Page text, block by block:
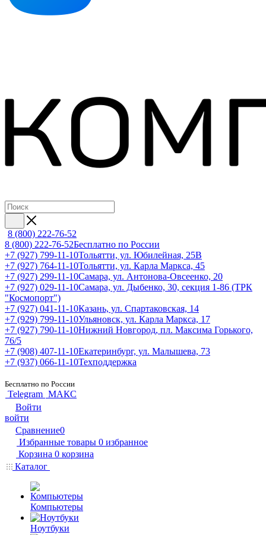
8 (800) 222-76-52
8 (800) 222-76-52Бесплатно по России
+7 (927) 799-11-10Тольятти, ул. Юбилейная, 25В
+7 (927) 764-11-10Тольятти, ул. Карла Маркса, 45
+7 (927) 299-11-10Самара, ул. Антонова-Овсеенко, 20
+7 (927) 029-11-10Самара, ул. Дыбенко, 30, секция 1-86 (ТРК
"Космопорт")
+7 (927) 041-11-10Казань, ул. Спартаковская, 14
+7 (929) 799-11-10Ульяновск, ул. Карла Маркса, 17
+7 (927) 790-11-10Нижний Новгород, пл. Максима Горького,
76/5
+7 (908) 407-11-10Екатеринбург, ул. Малышева, 73
+7 (937) 066-11-10Техподдержка
Бесплатно по России
Telegram МАКС
Войти
войти
Сравнение0
Избранные товары 0 избранное
Корзина 0 корзина
Каталог
Компьютеры
Ноутбуки